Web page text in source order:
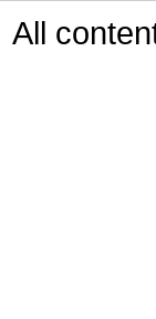
All